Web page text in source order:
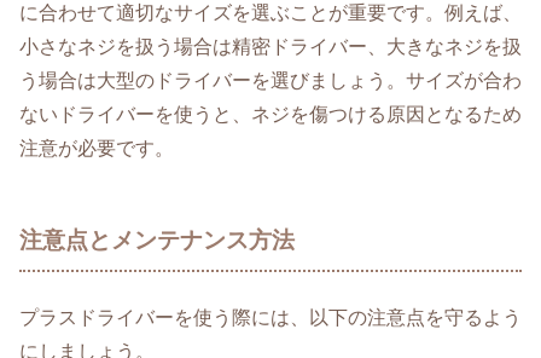
に合わせて適切なサイズを選ぶことが重要です。例えば、
小さなネジを扱う場合は精密ドライバー、大きなネジを扱
う場合は大型のドライバーを選びましょう。サイズが合わ
ないドライバーを使うと、ネジを傷つける原因となるため
注意が必要です。
注意点とメンテナンス方法
プラスドライバーを使う際には、以下の注意点を守るよう
にしましょう。